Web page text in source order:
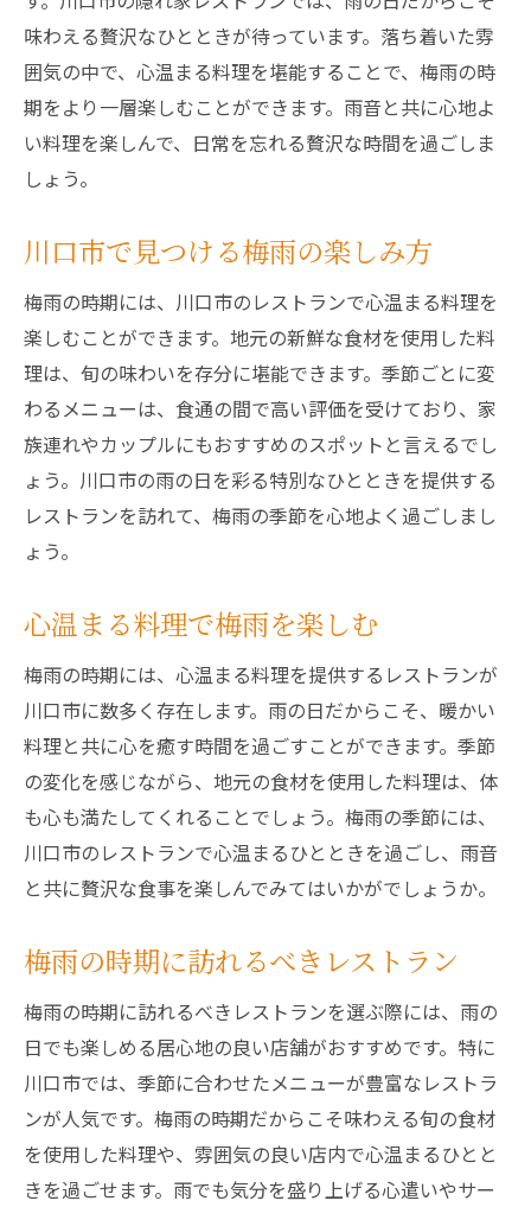
味わえる贅沢なひとときが待っています。落ち着いた雰
囲気の中で、心温まる料理を堪能することで、梅雨の時
期をより一層楽しむことができます。雨音と共に心地よ
い料理を楽しんで、日常を忘れる贅沢な時間を過ごしま
しょう。
川口市で見つける梅雨の楽しみ方
梅雨の時期には、川口市のレストランで心温まる料理を
楽しむことができます。地元の新鮮な食材を使用した料
理は、旬の味わいを存分に堪能できます。季節ごとに変
わるメニューは、食通の間で高い評価を受けており、家
族連れやカップルにもおすすめのスポットと言えるでし
ょう。川口市の雨の日を彩る特別なひとときを提供する
レストランを訪れて、梅雨の季節を心地よく過ごしまし
ょう。
心温まる料理で梅雨を楽しむ
梅雨の時期には、心温まる料理を提供するレストランが
川口市に数多く存在します。雨の日だからこそ、暖かい
料理と共に心を癒す時間を過ごすことができます。季節
の変化を感じながら、地元の食材を使用した料理は、体
も心も満たしてくれることでしょう。梅雨の季節には、
川口市のレストランで心温まるひとときを過ごし、雨音
と共に贅沢な食事を楽しんでみてはいかがでしょうか。
梅雨の時期に訪れるべきレストラン
梅雨の時期に訪れるべきレストランを選ぶ際には、雨の
日でも楽しめる居心地の良い店舗がおすすめです。特に
川口市では、季節に合わせたメニューが豊富なレストラ
ンが人気です。梅雨の時期だからこそ味わえる旬の食材
を使用した料理や、雰囲気の良い店内で心温まるひとと
きを過ごせます。雨でも気分を盛り上げる心遣いやサー